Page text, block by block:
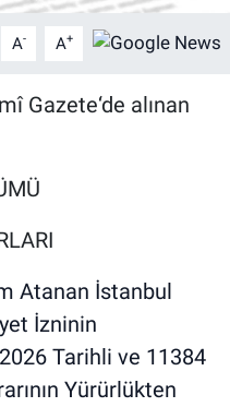
A- A+
Gazete‘de alınan
Atanan İstanbul
İzninin
Tarihli ve 11384
Yürürlükten